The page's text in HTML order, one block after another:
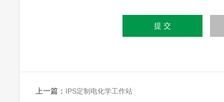
上一篇： IPS定制电化学工作站